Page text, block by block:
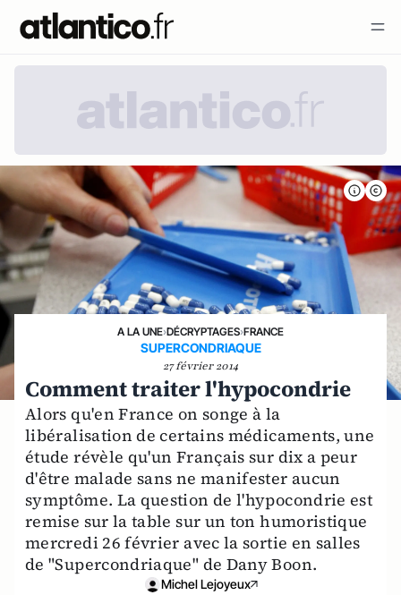
A LA UNE›DÉCRYPTAGES›FRANCE
SUPERCONDRIAQUE
27 février 2014
Comment traiter l'hypocondrie
Alors qu'en France on songe à la
libéralisation de certains médicaments, une
étude révèle qu'un Français sur dix a peur
d'être malade sans ne manifester aucun
symptôme. La question de l'hypocondrie est
remise sur la table sur un ton humoristique
mercredi 26 février avec la sortie en salles
de "Supercondriaque" de Dany Boon.
Michel Lejoyeux